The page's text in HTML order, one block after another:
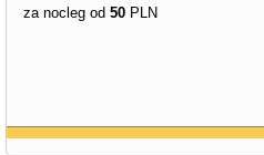
za nocleg od 50 PLN